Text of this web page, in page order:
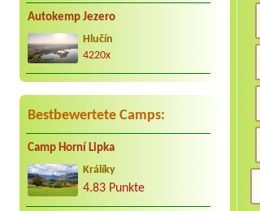
Autokemp Jezero
Hlučín
4220x
Bestbewertete Camps:
Camp Horní Lipka
Králíky
4.83 Punkte